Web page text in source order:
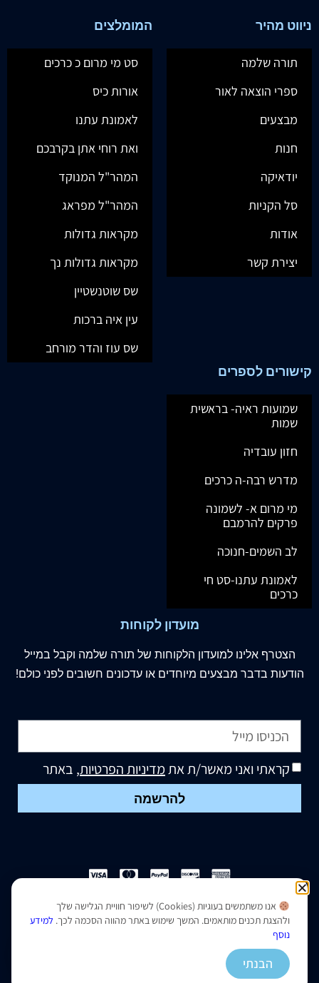
ניווט מהיר
תורה שלמה
ספרי הוצאה לאור
מבצעים
חנות
יודאיקה
סל הקניות
אודות
יצירת קשר
המומלצים
סט מי מרום כ כרכים
אורות כיס
לאמונת עתנו
ואת רוחי אתן בקרבכם
המהר"ל המנוקד
המהר"ל מפראג
מקראות גדולות
מקראות גדולות נך
שס שוטנשטיין
עין איה ברכות
שס עוז והדר מורחב
קישורים לספרים
שמועות ראיה- בראשית
שמות
חזון עובדיה
מדרש רבה-ה כרכים
מי מרום א- לשמונה
פרקים להרמבם
לב השמים-חנוכה
לאמונת עתנו-סט חי
כרכים
מועדון לקוחות
הצטרף אלינו למועדון הלקוחות של תורה שלמה וקבל במייל
הודעות בדבר מבצעים מיוחדים או עדכונים חשובים לפני כולם!
קראתי ואני מאשר/ת אתמדיניות הפרטיות, באתר
להרשמה
הצהרת נגישות|מדיניות פרטיות
נבנה ועוצב על ידי –
אנו משתמשים בעוגיות (Cookies) לשיפור חוויית הגלישה שלך
ולהצגת תכנים מותאמים. המשך שימוש באתר מהווה הסכמה לכך. למידע
נוסף
הבנתי